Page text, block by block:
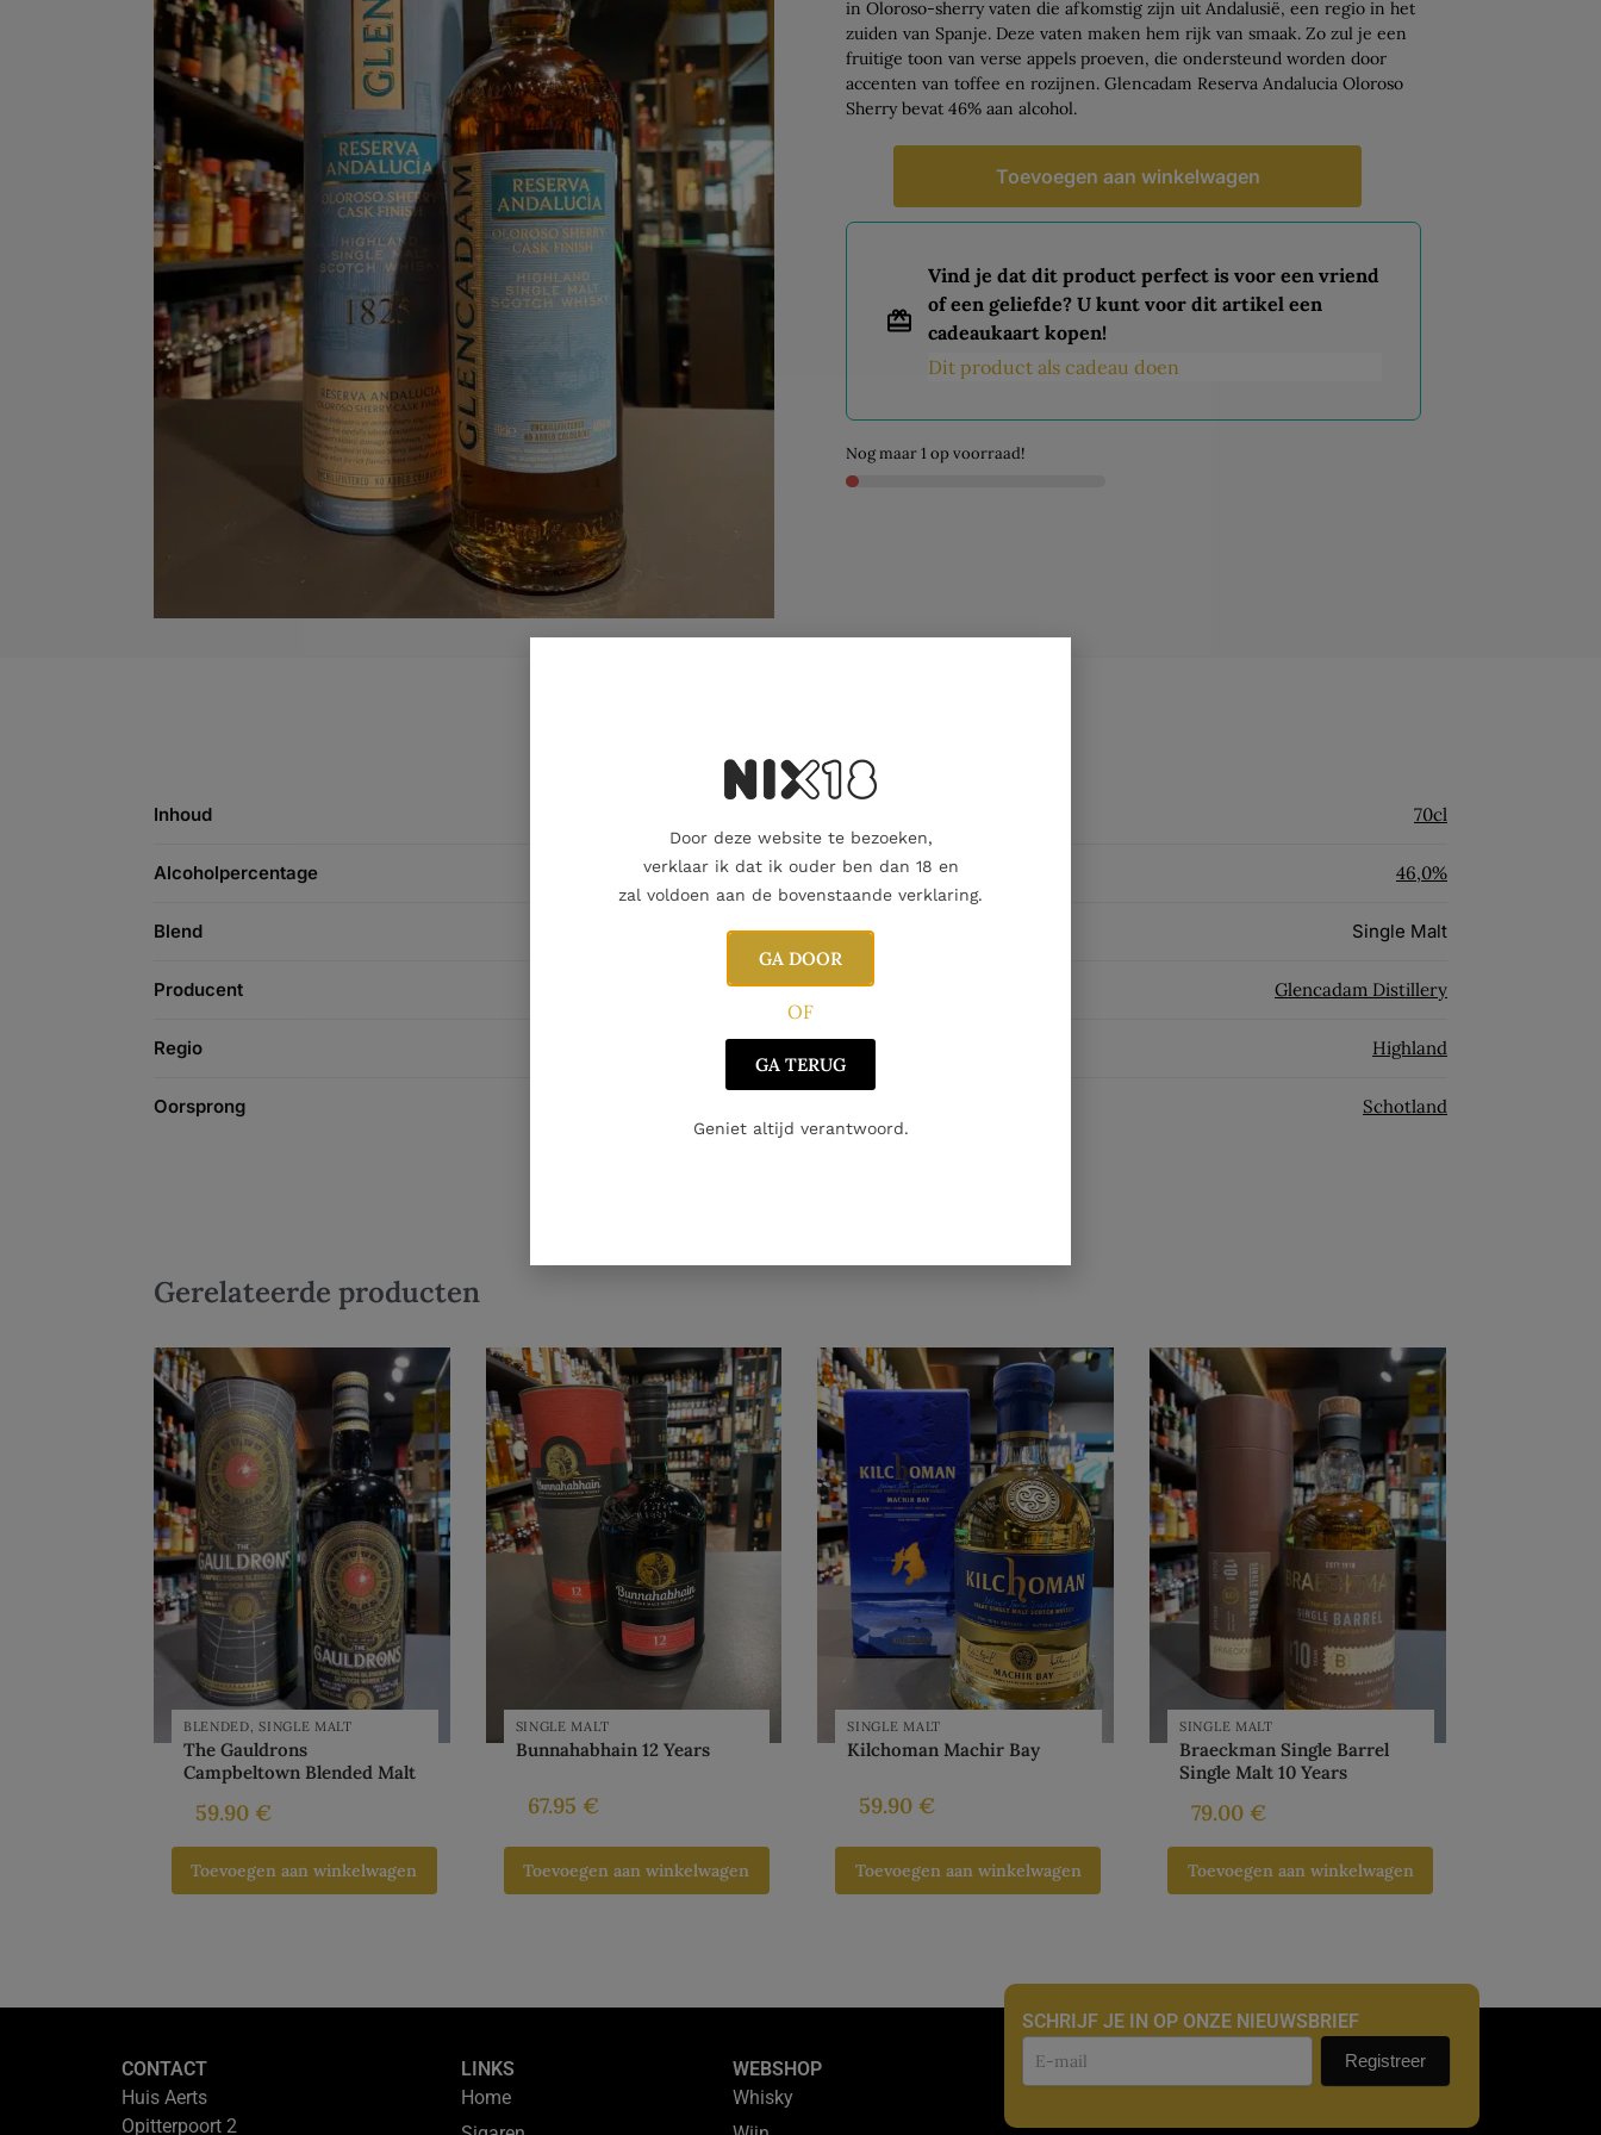
in Oloroso-sherry vaten die afkomstig zijn uit Andalusië, een regio in het
zuiden van Spanje. Deze vaten maken hem rijk van smaak. Zo zul je een
fruitige toon van verse appels proeven, die ondersteund worden door
accenten van toffee en rozijnen. Glencadam Reserva Andalucia Oloroso
Sherry bevat 46% aan alcohol.
Toevoegen aan winkelwagen
Vind je dat dit product perfect is voor een vriend
of een geliefde? U kunt voor dit artikel een
cadeaukaart kopen!
Dit product als cadeau doen
Nog maar 1 op voorraad!
Inhoud 70cl
Alcoholpercentage 46,0%
Blend Single Malt
Producent Glencadam Distillery
Regio Highland
Oorsprong Schotland
Gerelateerde producten
BLENDED ,SINGLE MALT
The Gauldrons
Campbeltown Blended Malt
59.90 €
Toevoegen aan winkelwagen
SINGLE MALT
Bunnahabhain 12 Years
67.95 €
Toevoegen aan winkelwagen
SINGLE MALT
Kilchoman Machir Bay
59.90 €
Toevoegen aan winkelwagen
SINGLE MALT
Braeckman Single Barrel
Single Malt 10 Years
79.00 €
Toevoegen aan winkelwagen
CONTACT
Huis Aerts
Opitterpoort 2
LINKS
Home
WEBSHOP
Whisky
SCHRIJF JE IN OP ONZE NIEUWSBRIEF
Nieuwsbrief Registreer
Door deze website te bezoeken,
verklaar ik dat ik ouder ben dan 18 en
zal voldoen aan de bovenstaande verklaring.
GA DOOR
OF
GA TERUG
Geniet altijd verantwoord.